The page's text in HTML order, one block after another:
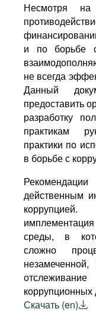
ИЗРАИЛЬ
ИНДИЯ
ИСПАНИЯ
ИТАЛИЯ
КАНАДА
КИТАЙ
Несмотря
и по борьбе
не всегда
Данный
предоставить
разработку
практикам
практики по
в борьбе с
действенным
среды, в
сложно
незамеченной,
коррупционных
Скачать (en)